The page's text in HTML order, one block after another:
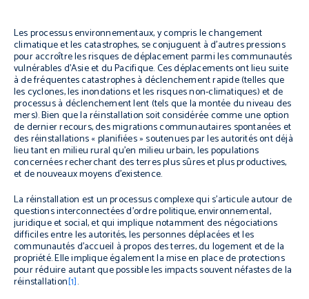
Les processus environnementaux, y compris le changement
climatique et les catastrophes, se conjuguent à d’autres pressions
pour accroître les risques de déplacement parmi les communautés
vulnérables d’Asie et du Pacifique. Ces déplacements ont lieu suite
à de fréquentes catastrophes à déclenchement rapide (telles que
les cyclones, les inondations et les risques non-climatiques) et de
processus à déclenchement lent (tels que la montée du niveau des
mers). Bien que la réinstallation soit considérée comme une option
de dernier recours, des migrations communautaires spontanées et
des réinstallations « planifiées » soutenues par les autorités ont déjà
lieu tant en milieu rural qu’en milieu urbain, les populations
concernées recherchant des terres plus sûres et plus productives,
et de nouveaux moyens d’existence.
La réinstallation est un processus complexe qui s’articule autour de
questions interconnectées d’ordre politique, environnemental,
juridique et social, et qui implique notamment des négociations
difficiles entre les autorités, les personnes déplacées et les
communautés d’accueil à propos des terres, du logement et de la
propriété. Elle implique également la mise en place de protections
pour réduire autant que possible les impacts souvent néfastes de la
réinstallation[1].